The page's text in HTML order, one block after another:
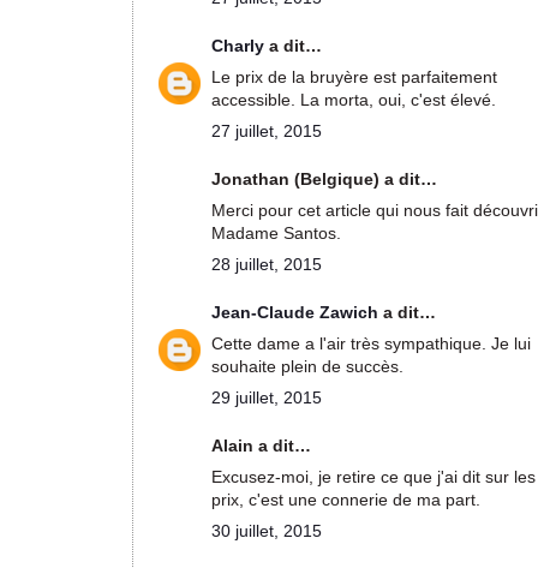
Charly a dit…
Le prix de la bruyère est parfaitement
accessible. La morta, oui, c'est élevé.
27 juillet, 2015
Jonathan (Belgique) a dit…
Merci pour cet article qui nous fait
Madame Santos.
28 juillet, 2015
Jean-Claude Zawich a dit…
Cette dame a l'air très sympathique. Je lui
souhaite plein de succès.
29 juillet, 2015
Alain a dit…
Excusez-moi, je retire ce que j'ai dit sur les
prix, c'est une connerie de ma part.
30 juillet, 2015